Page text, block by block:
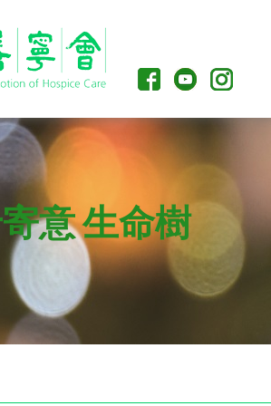
意 生命樹